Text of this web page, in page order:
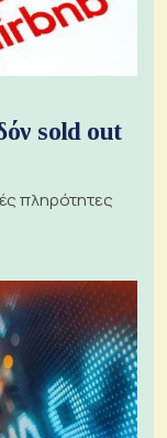
sold out
πληρότητες